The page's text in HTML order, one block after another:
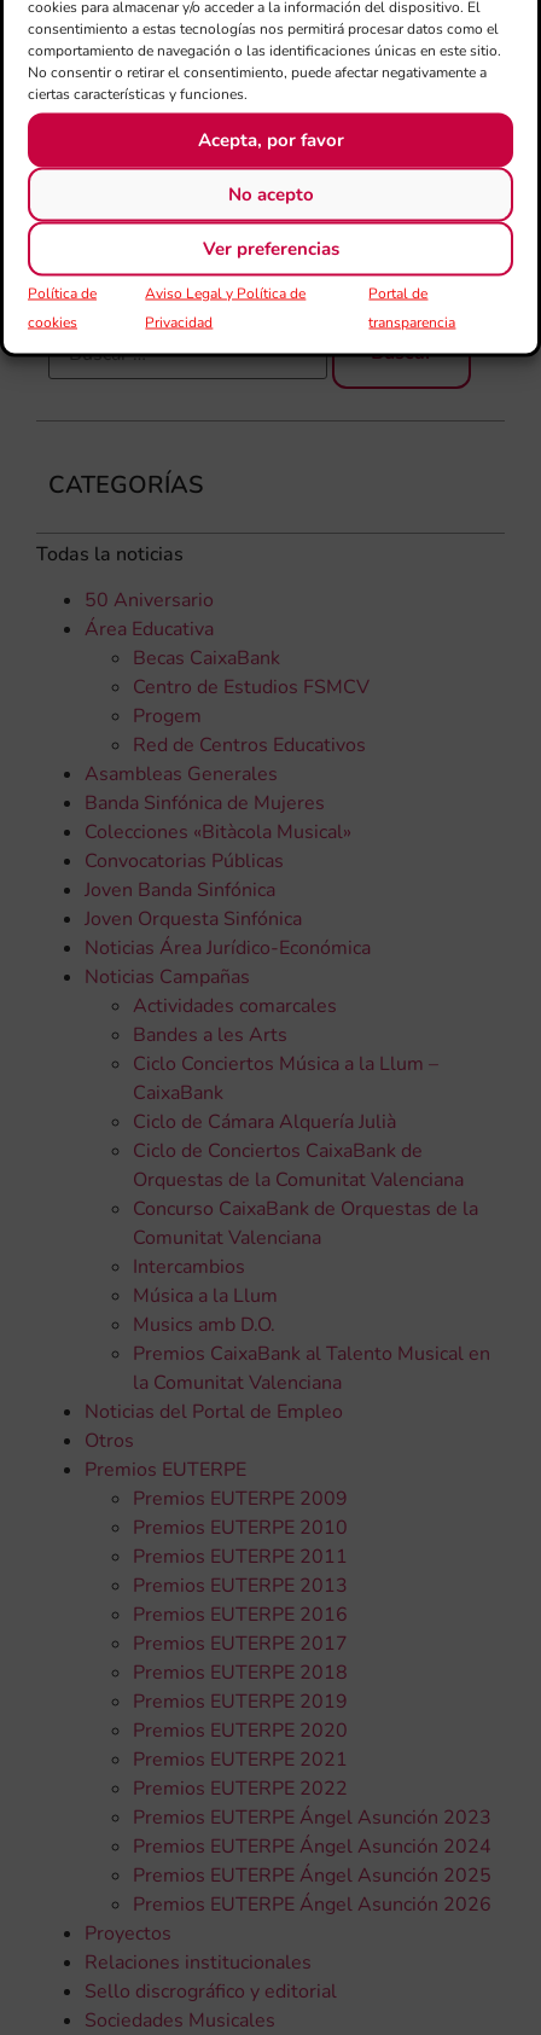
cookies para almacenar y/o acceder a la información del dispositivo. El
consentimiento a estas tecnologías nos permitirá procesar datos como el
comportamiento de navegación o las identificaciones únicas en este sitio.
No consentir o retirar el consentimiento, puede afectar negativamente a
ciertas características y funciones.
Acepta, por favor
No acepto
Ver preferencias
Política de
cookies
Aviso Legal y Política de
Privacidad
Portal de
transparencia
CATEGORÍAS
Todas la noticias
50 Aniversario
Área Educativa
Becas CaixaBank
Centro de Estudios FSMCV
Progem
Red de Centros Educativos
Asambleas Generales
Banda Sinfónica de Mujeres
Colecciones «Bitàcola Musical»
Convocatorias Públicas
Joven Banda Sinfónica
Joven Orquesta Sinfónica
Noticias Área Jurídico-Económica
Noticias Campañas
Actividades comarcales
Bandes a les Arts
Ciclo Conciertos Música a la Llum –
CaixaBank
Ciclo de Cámara Alquería Julià
Ciclo de Conciertos CaixaBank de
Orquestas de la Comunitat Valenciana
Concurso CaixaBank de Orquestas de la
Comunitat Valenciana
Intercambios
Música a la Llum
Musics amb D.O.
Premios CaixaBank al Talento Musical en
la Comunitat Valenciana
Noticias del Portal de Empleo
Otros
Premios EUTERPE
Premios EUTERPE 2009
Premios EUTERPE 2010
Premios EUTERPE 2011
Premios EUTERPE 2013
Premios EUTERPE 2016
Premios EUTERPE 2017
Premios EUTERPE 2018
Premios EUTERPE 2019
Premios EUTERPE 2020
Premios EUTERPE 2021
Premios EUTERPE 2022
Premios EUTERPE Ángel Asunción 2023
Premios EUTERPE Ángel Asunción 2024
Premios EUTERPE Ángel Asunción 2025
Premios EUTERPE Ángel Asunción 2026
Proyectos
Relaciones institucionales
Sello discrográfico y editorial
Sociedades Musicales